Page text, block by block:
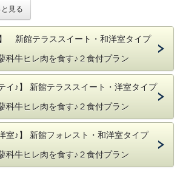
科牛コース メニュー例】
ンスムージー
菜のサラダ
野菜の温前菜
お魚お料理or本日のスペシャリテ
し
科牛ヒレ肉のグリル ※季節野菜の恵みに当日変更
デザート
ティ、または珈琲
食材入荷状況や季節により予告なく変更いたしま
と見る
】 新館テラススイート・和洋室タイプ
科牛ヒレ肉を食す♪２食付プラン
イ♪】 新館テラススイート・洋室タイプ
科牛ヒレ肉を食す♪２食付プラン
室♪】 新館フォレスト・和洋室タイプ
科牛ヒレ肉を食す♪２食付プラン